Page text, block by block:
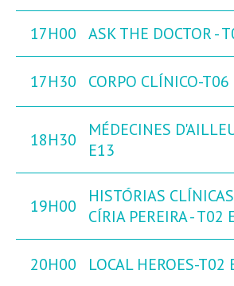
17H00 ASK THE DOCTOR -
17H30 CORPO CLÍNICO-T06
18H30
MÉDECINES
E13
19H00
HISTÓRIAS
CÍRIA PEREIRA - T02
20H00 LOCAL HEROES-T02